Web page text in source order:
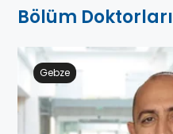
Bölüm Doktorları
Gebze